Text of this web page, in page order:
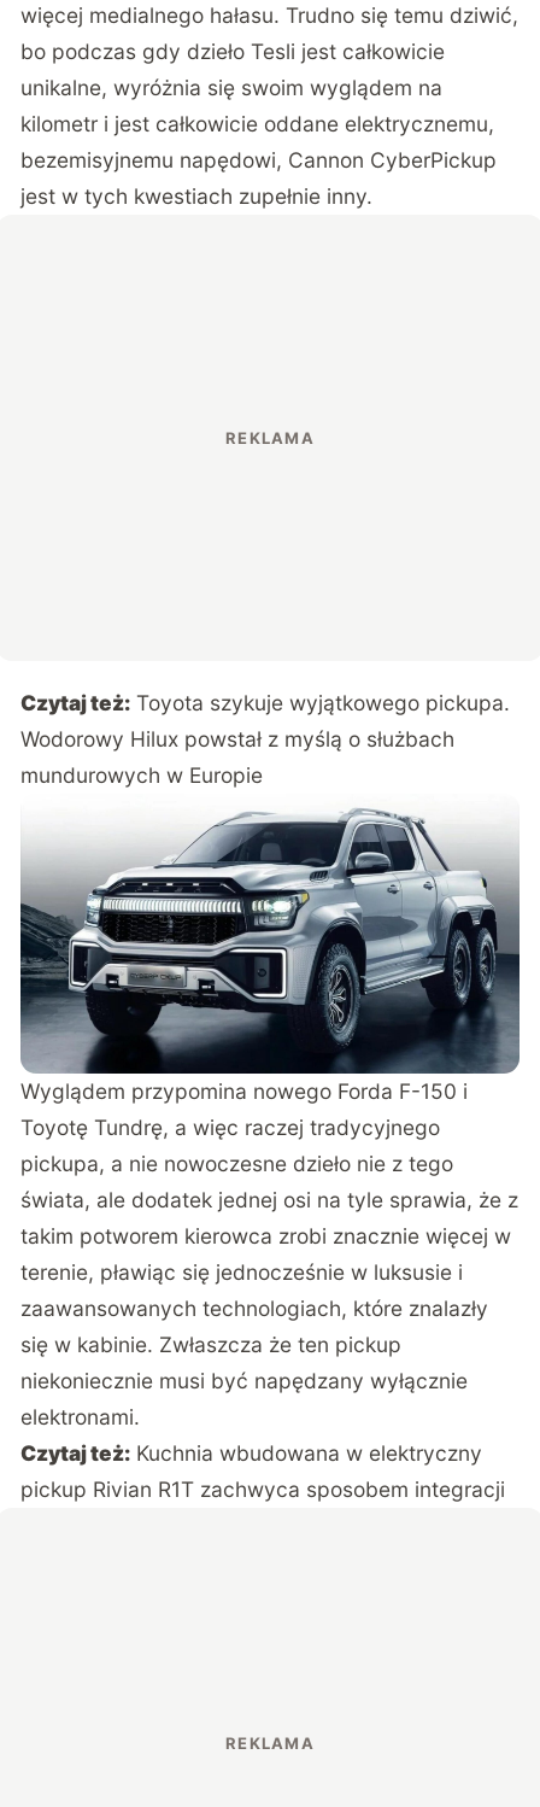
więcej medialnego hałasu. Trudno się temu dziwić,
bo podczas gdy dzieło Tesli jest całkowicie
unikalne, wyróżnia się swoim wyglądem na
kilometr i jest całkowicie oddane elektrycznemu,
bezemisyjnemu napędowi, Cannon CyberPickup
jest w tych kwestiach zupełnie inny.
Czytaj też: Toyota szykuje wyjątkowego pickupa.
Wodorowy Hilux powstał z myślą o służbach
mundurowych w Europie
Wyglądem przypomina nowego Forda F-150 i
Toyotę Tundrę, a więc raczej tradycyjnego
pickupa, a nie nowoczesne dzieło nie z tego
świata, ale dodatek jednej osi na tyle sprawia, że z
takim potworem kierowca zrobi znacznie więcej w
terenie, pławiąc się jednocześnie w luksusie i
zaawansowanych technologiach, które znalazły
się w kabinie. Zwłaszcza że ten pickup
niekoniecznie musi być napędzany wyłącznie
elektronami.
Czytaj też: Kuchnia wbudowana w elektryczny
pickup Rivian R1T zachwyca sposobem integracji